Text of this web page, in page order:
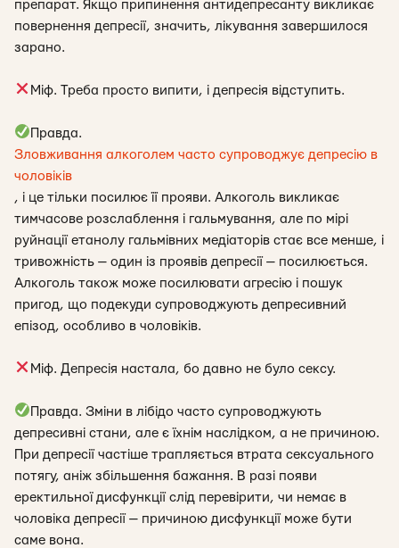
препарат. Якщо припинення антидепресанту викликає
повернення депресії, значить, лікування завершилося
зарано.
Міф. Треба просто випити, і депресія відступить.
Правда.
Зловживання алкоголем часто супроводжує депресію в
чоловіків
, і це тільки посилює її прояви. Алкоголь викликає
тимчасове розслаблення і гальмування, але по мірі
руйнації етанолу гальмівних медіаторів стає все менше, і
тривожність — один із проявів депресії — посилюється.
Алкоголь також може посилювати агресію і пошук
пригод, що подекуди супроводжують депресивний
епізод, особливо в чоловіків.
Міф. Депресія настала, бо давно не було сексу.
Правда. Зміни в лібідо часто супроводжують
депресивні стани, але є їхнім наслідком, а не причиною.
При депресії частіше трапляється втрата сексуального
потягу, аніж збільшення бажання. В разі появи
еректильної дисфункції слід перевірити, чи немає в
чоловіка депресії — причиною дисфункції може бути
саме вона.